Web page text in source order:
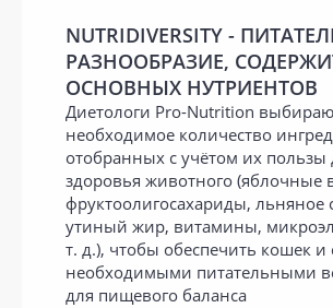
NUTRIDIVERSITY -
РАЗНООБРАЗИЕ,
ОСНОВНЫХ НУТРИЕНТОВ
Диетологи Pro-Nutrition
необходимое количество
отобранных с учётом их пользы
здоровья животного (яблочные
фруктоолигосахариды, льняное
утиный жир, витамины,
т. д.), чтобы обеспечить кошек и
необходимыми питательными
для пищевого баланса